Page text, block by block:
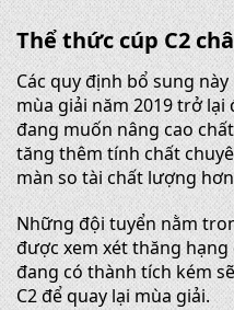
Thể thức cúp C2
Các quy định bổ sung
mùa giải năm 2019 trở lại
đang muốn nâng cao
tăng thêm tính chất
màn so tài chất lượng
Những đội tuyển nằm
được xem xét thăng hạng
đang có thành tích kém
C2 để quay lại mùa giải.